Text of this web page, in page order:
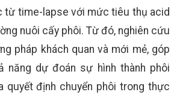
từ time-lapse với mức tiêu thụ acid
nuôi cấy phôi. Từ đó, nghiên cứu
pháp khách quan và mới mẻ, góp
năng dự đoán sự hình thành phôi
quyết định chuyển phôi trong thực